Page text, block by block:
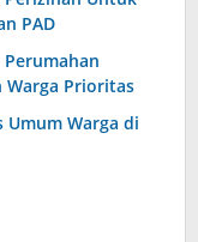
PAD
Warga Prioritas
Umum Warga di